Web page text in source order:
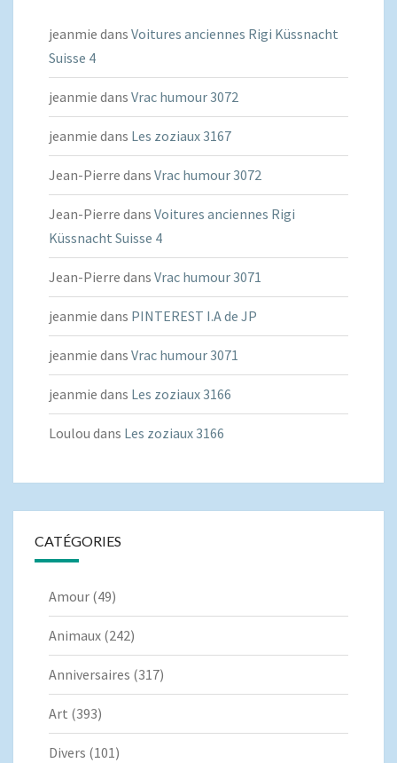
jeanmie dans Voitures anciennes Rigi Küssnacht
Suisse 4
jeanmie dans Vrac humour 3072
jeanmie dans Les zoziaux 3167
Jean-Pierre dans Vrac humour 3072
Jean-Pierre dans Voitures anciennes Rigi
Küssnacht Suisse 4
Jean-Pierre dans Vrac humour 3071
jeanmie dans PINTEREST I.A de JP
jeanmie dans Vrac humour 3071
jeanmie dans Les zoziaux 3166
Loulou dans Les zoziaux 3166
CATÉGORIES
Amour (49)
Animaux (242)
Anniversaires (317)
Art (393)
Divers (101)